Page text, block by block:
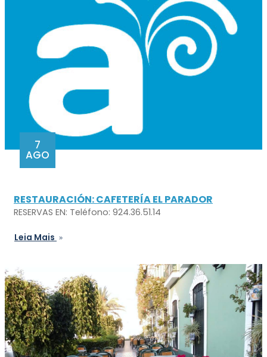
7
AGO
RESTAURACIÓN: CAFETERÍA EL PARADOR
RESERVAS EN: Teléfono: 924.36.51.14
Leia Mais